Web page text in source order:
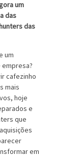
um
das
das
um
cafezinho
mais
hoje
e
que
em